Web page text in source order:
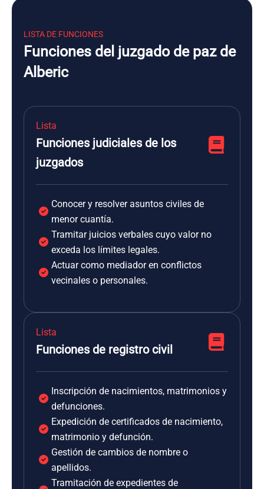
LISTA DE FUNCIONES
Funciones del juzgado de paz de
Alberic
Lista
Funciones judiciales de los
juzgados
Conocer y resolver asuntos civiles de
menor cuantía.
Tramitar juicios verbales cuyo valor no
exceda los límites legales.
Actuar como mediador en conflictos
vecinales o personales.
Lista
Funciones de registro civil
Inscripción de nacimientos, matrimonios y
defunciones.
Expedición de certificados de nacimiento,
matrimonio y defunción.
Gestión de cambios de nombre o
apellidos.
Tramitación de expedientes de